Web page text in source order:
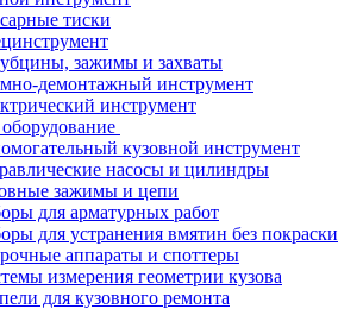
тиски
зажимы и захваты
демонтажный инструмент
инструмент
кузовной инструмент
насосы и цилиндры
зажимы и цепи
для арматурных работ
для устранения вмятин без покраски
аппараты и споттеры
измерения геометрии кузова
для кузовного ремонта